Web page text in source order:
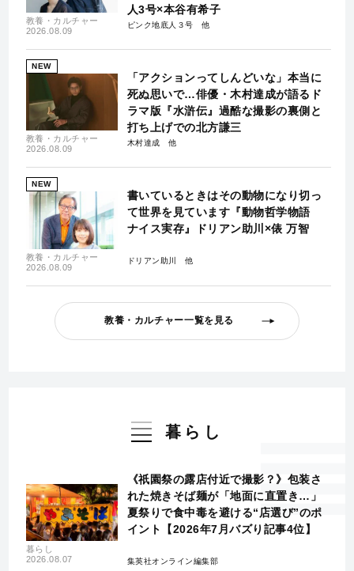
教養・カルチャー
2026.08.09
人3号×本谷有希子
ピンク地底人３号
NEW
教養・カルチャー
2026.08.09
「アクションってしんどいな」本当に
死ぬ思いで…俳優・木村達成が語るド
ラマ版『水滸伝』過酷な撮影の裏側と
打ち上げでの北方謙三
木村達成
NEW
教養・カルチャー
2026.08.09
書いているときはその動物になり切っ
て世界を見ています『動物哲学物語
ナイス実存』ドリアン助川×俵 万智
ドリアン助川
教養・カルチャー一覧を見る
暮らし
暮らし
2026.08.07
《祇園祭の露店付近で撮影？》包装さ
れた焼きそば麺が「地面に直置き…」
夏祭りで食中毒を避ける“店選び”のポ
イント【2026年7月バズり記事4位】
集英社オンライン編集部